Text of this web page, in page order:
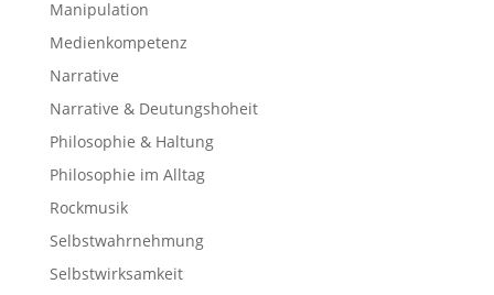
Manipulation
Medienkompetenz
Narrative
Narrative & Deutungshoheit
Philosophie & Haltung
Philosophie im Alltag
Rockmusik
Selbstwahrnehmung
Selbstwirksamkeit